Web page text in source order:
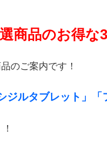
商品のお得な
のご案内です！
ジルタブレット」